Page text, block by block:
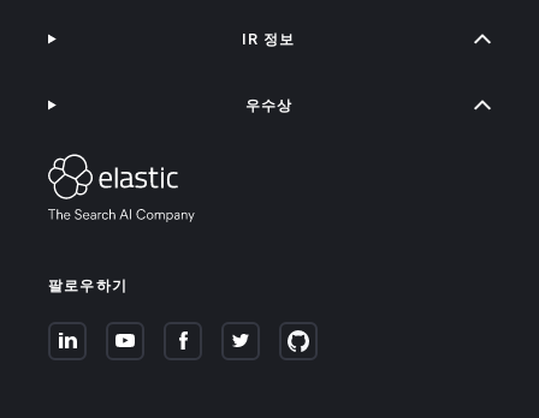
팔로우하기
IR 정보
우수상